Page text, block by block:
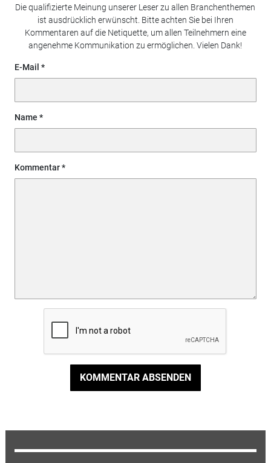
Die qualifizierte Meinung unserer Leser zu allen Branchenthemen
ist ausdrücklich erwünscht. Bitte achten Sie bei Ihren
Kommentaren auf die Netiquette, um allen Teilnehmern eine
angenehme Kommunikation zu ermöglichen. Vielen Dank!
E-Mail
Name
Kommentar
KOMMENTAR ABSENDEN